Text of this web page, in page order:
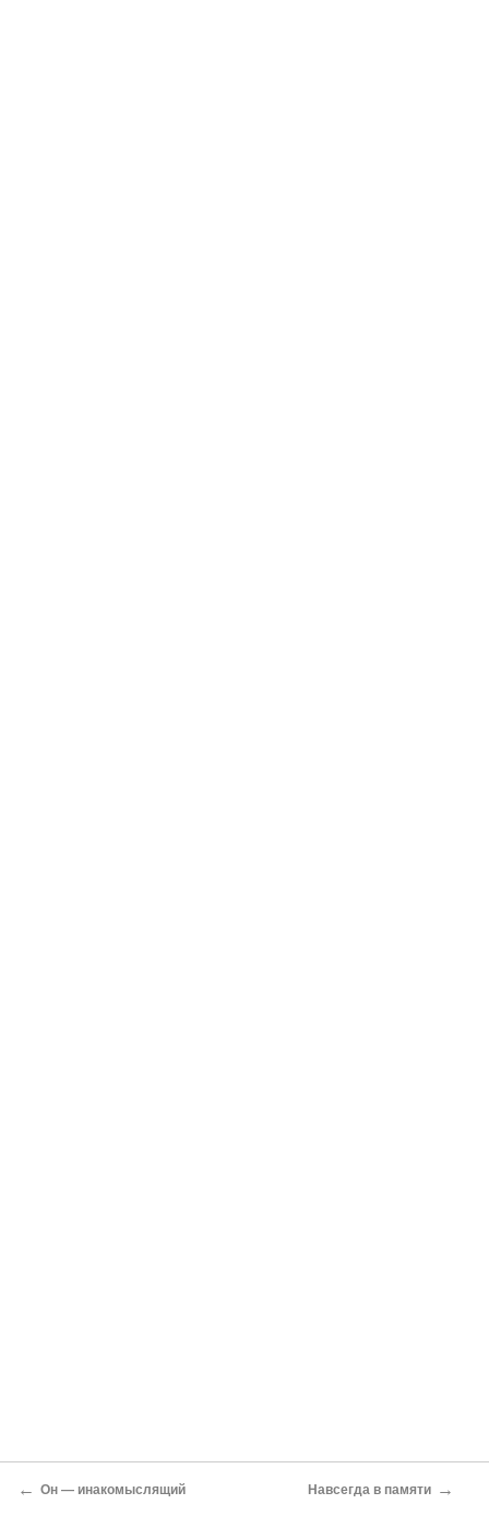
← Он — инакомыслящий Навсегда в памяти →